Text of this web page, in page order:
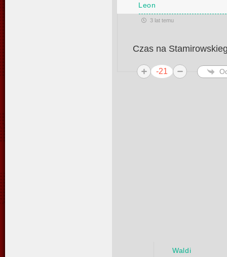
Leon
3 lat temu
Czas na
-21
Waldi